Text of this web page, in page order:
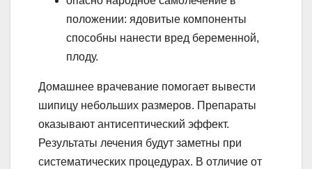
положении: ядовитые компоненты
способны нанести вред беременной,
плоду.
Домашнее врачевание помогает вывести
шипицу небольших размеров. Препараты
оказывают антисептический эффект.
Результаты лечения будут заметны при
систематических процедурах. В отличие от